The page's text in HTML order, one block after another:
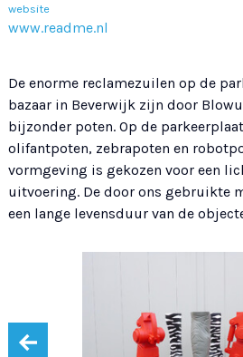
website
www.readme.nl
De enorme reclamezuilen op de
bazaar in Beverwijk zijn door
bijzonder poten. Op de
olifantpoten, zebrapoten en
vormgeving is gekozen voor een
uitvoering. De door ons gebruikte
een lange levensduur van de
‹